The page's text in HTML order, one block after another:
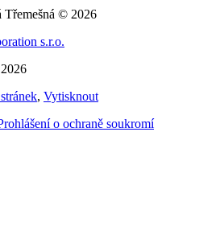
© 2026
s.r.o.
, Vytisknout
o ochraně soukromí